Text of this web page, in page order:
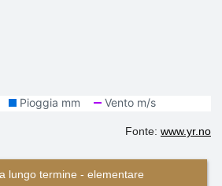
Fonte: www.yr.no
lungo termine - elementare